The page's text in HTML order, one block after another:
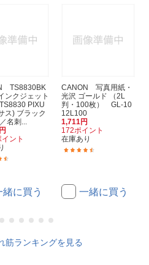
TS8830BK
ンクジェット
PIXU
ス) ブラック
名刺...
ント
緒に買う
CANON 写真用紙・
光沢 ゴールド （2L
判・100枚） GL-10
12L100
1,711円
172ポイント
在庫あり
一緒に買う
筋ランキングを見る